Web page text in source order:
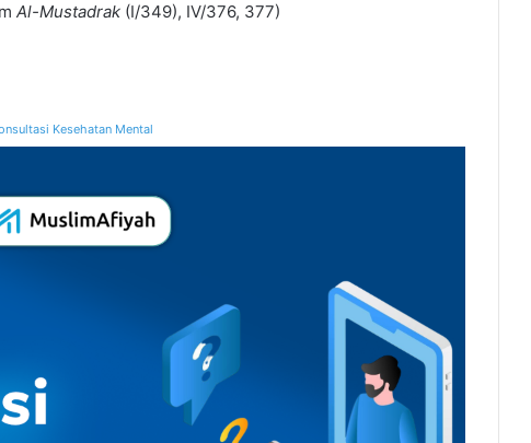
Al-Mustadrak (I/349), IV/376, 377)
Kesehatan Mental